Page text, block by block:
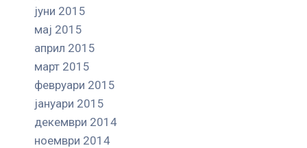
јуни 2015
мај 2015
април 2015
март 2015
февруари 2015
јануари 2015
декември 2014
ноември 2014